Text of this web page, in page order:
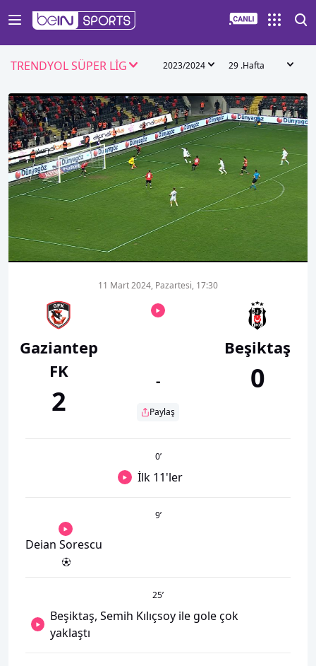
TRENDYOL SÜPER LİG 2023/2024 29 .Hafta
00:01 00:00
Gaziantep
FK
2
11 Mart 2024, Pazartesi, 17:30
-
Paylaş
Beşiktaş
0
0’
İlk 11'ler
9’
Deian Sorescu
25’
Beşiktaş, Semih Kılıçsoy ile gole çok
yaklaştı